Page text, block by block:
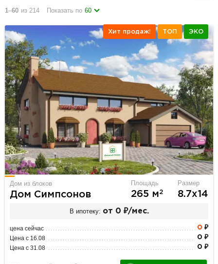
1–60 из 214 Показать по 60
Хит продаж! ТОП ЭКО
Дом из блоков
Дом Симпсонов
Площадь
265 м2
Размер
8.7х14
В ипотеку: от 0 ₽/мес.
цена сейчас 0 ₽
Цена с 16.08 0 ₽
Цена с 31.08 0 ₽